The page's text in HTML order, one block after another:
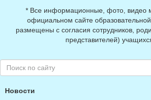
* Все информационные, фото, видео
официальном сайте
размещены с согласия сотрудников,
представителей)
Новости